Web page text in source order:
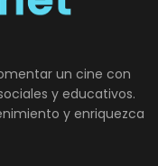
un cine con
y educativos.
y enriquezca